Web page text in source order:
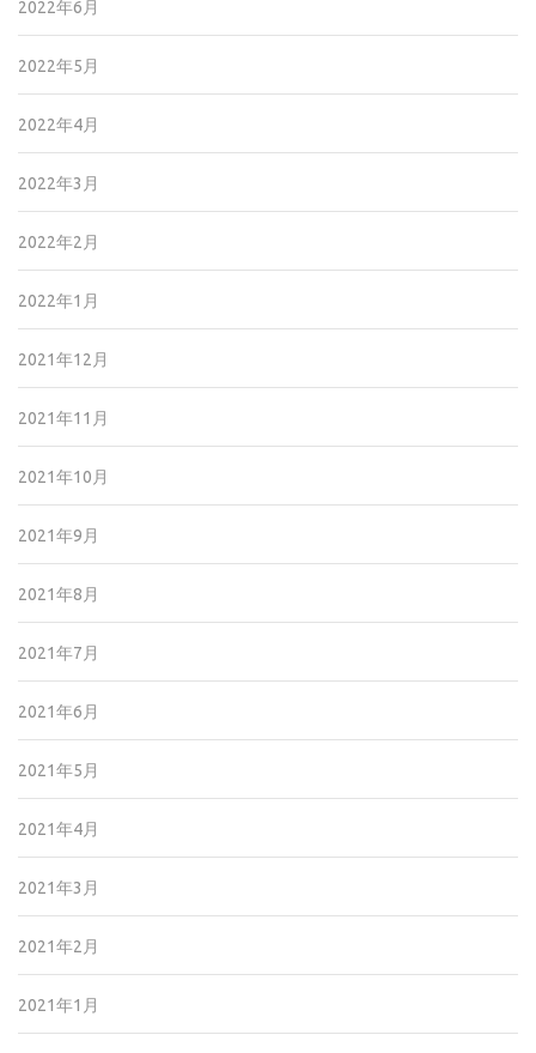
2022年6月
2022年5月
2022年4月
2022年3月
2022年2月
2022年1月
2021年12月
2021年11月
2021年10月
2021年9月
2021年8月
2021年7月
2021年6月
2021年5月
2021年4月
2021年3月
2021年2月
2021年1月